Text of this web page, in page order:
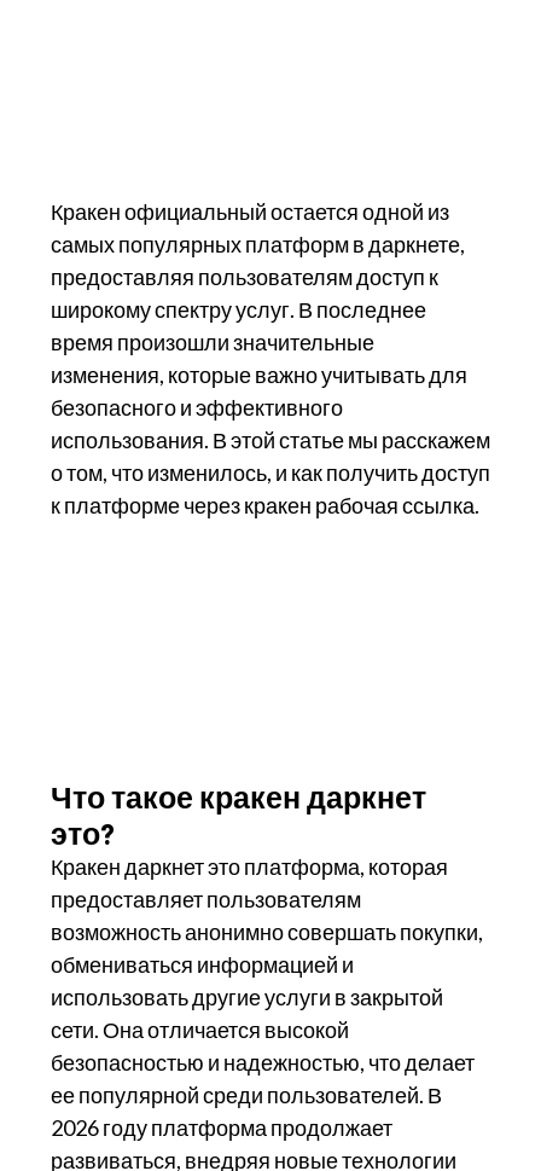
Кракен официальный остается одной из
самых популярных платформ в даркнете,
предоставляя пользователям доступ к
широкому спектру услуг. В последнее
время произошли значительные
изменения, которые важно учитывать для
безопасного и эффективного
использования. В этой статье мы расскажем
о том, что изменилось, и как получить доступ
к платформе через кракен рабочая ссылка.
Что такое кракен даркнет
это?
Кракен даркнет это платформа, которая
предоставляет пользователям
возможность анонимно совершать покупки,
обмениваться информацией и
использовать другие услуги в закрытой
сети. Она отличается высокой
безопасностью и надежностью, что делает
ее популярной среди пользователей. В
2026 году платформа продолжает
развиваться, внедряя новые технологии